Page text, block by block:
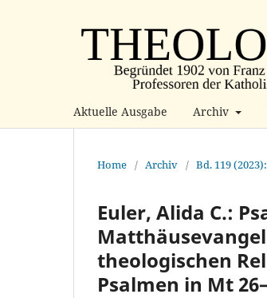
Aktuelle Ausgabe Archiv
Home / Archiv / Bd. 119
Euler, Alida C.:
theologischen
Psalmen in Mt